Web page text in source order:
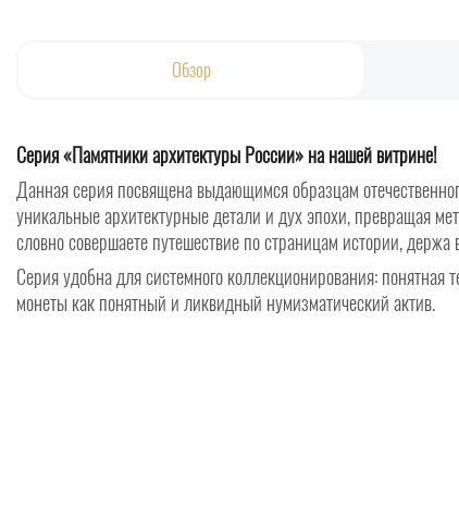
Обзор
Серия «Памятники архитектуры России» на нашей витрине!
Данная серия посвящена выдающимся образцам
уникальные архитектурные детали и дух эпохи, превращая
словно совершаете путешествие по страницам истории,
Серия удобна для системного коллекционирования:
монеты как понятный и ликвидный нумизматический актив.